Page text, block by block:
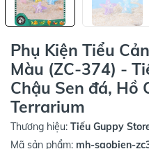
Phụ Kiện Tiểu
Màu (ZC-374) -
Chậu Sen đá, Hồ
Terrarium
Thương hiệu: Tiếu Guppy
Mã sản phẩm: mh-saobien-